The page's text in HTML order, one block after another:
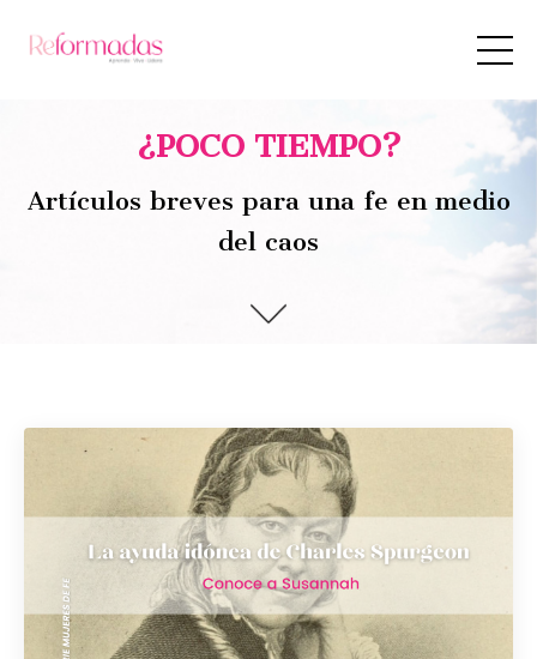
¿POCO TIEMPO?
Artículos breves para una fe en medio
del caos